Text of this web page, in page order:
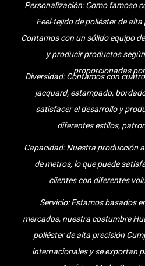
precisión de clientes, nos
manera muy profesional,
daremos sugerencias útiles para
Huan Cai Ni-Silk Feel-tejido de
hechos.
Para cualquier pedido de cliente, lo
calidad y cantidad.
Dedicamos tiempo y energía a
brindaremos servicios, encontrará
entendemos sus problemas técnicos.
cooperar con tanto éxito durante
de 30 países..
La gente de Jintu siempre se
"basado en la integridad, la calidad
cuna y la calidad como vida, y
Personalización: Como famoso
Feel-tejido de poliéster de
Contamos con un sólido equipo
y producir productos
proporcionadas
Diversidad: Contamos con
jacquard, estampado,
satisfacer el desarrollo y
diferentes estilos,
Capacidad: Nuestra producción
de metros, lo que puede
clientes con diferentes
Servicio: Estamos basados
mercados, nuestra costumbre
poliéster de alta precisión
internacionales y se exportan